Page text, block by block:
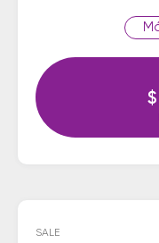
$
SALE